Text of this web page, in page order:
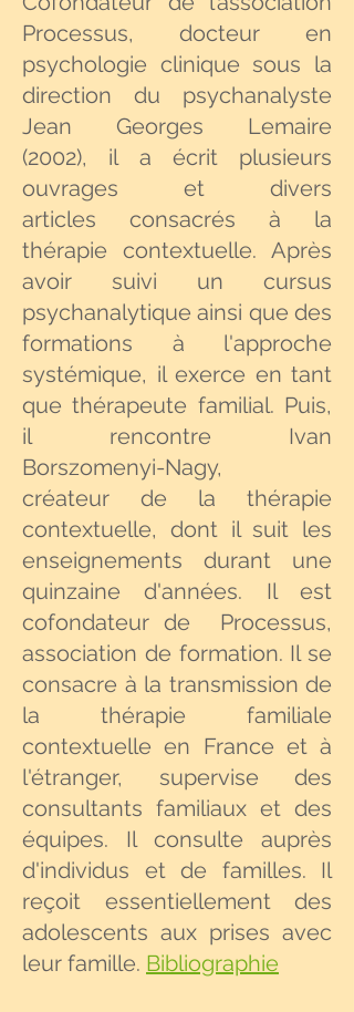
Processus, docteur en
psychologie clinique sous la
direction du psychanalyste
Jean Georges Lemaire
(2002), il a écrit plusieurs
ouvrages et divers
articles consacrés à la
thérapie contextuelle. Après
avoir suivi un cursus
psychanalytique ainsi que des
formations à l'approche
systémique, il exerce en tant
que thérapeute familial. Puis,
il rencontre Ivan
Borszomenyi-Nagy,
créateur de la thérapie
contextuelle, dont il suit les
enseignements durant une
quinzaine d'années. Il est
cofondateur de Processus,
association de formation. Il se
consacre à la transmission de
la thérapie familiale
contextuelle en France et à
l'étranger, supervise des
consultants familiaux et des
équipes. Il consulte auprès
d'individus et de familles. Il
reçoit essentiellement des
adolescents aux prises avec
leur famille. Bibliographie